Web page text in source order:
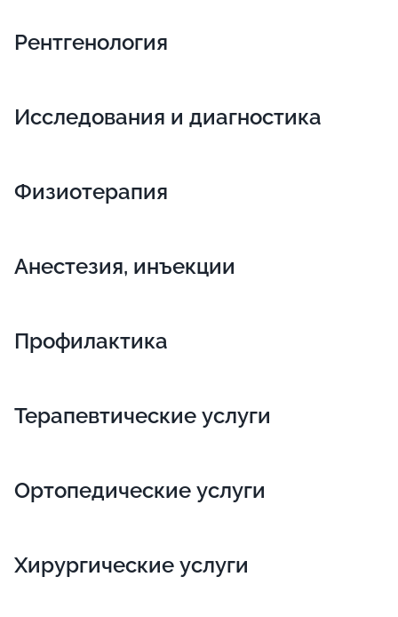
Рентгенология
Исследования и диагностика
Физиотерапия
Анестезия, инъекции
Профилактика
Терапевтические услуги
Ортопедические услуги
Хирургические услуги